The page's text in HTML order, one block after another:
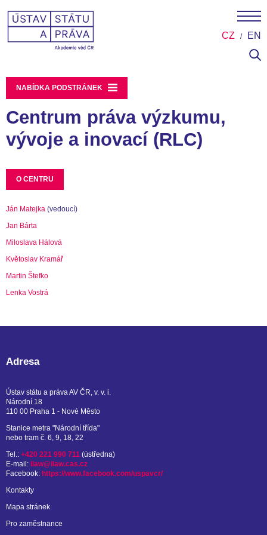
CZ EN
NABÍDKA PODSTRÁNEK
Centrum práva výzkumu,
vývoje a inovací (RLC)
O CENTRU
Ján Matejka (vedoucí)
Jan Bárta
Miloslava Hálová
Květoslav Kramář
Martin Štefko
Lenka Vostrá
Adresa
Ústav státu a práva AV ČR, v. v. i.
Národní 18
110 00 Praha 1 - Nové Město
Stanice metra "Národní třída"
nebo tram č. 6, 9, 18, 22
Tel.: +420 221 990 711 (ústředna)
E-mail: ilaw@ilaw.cas.cz
Facebook: https://www.facebook.com/uspavcr/
Kontakty
Mapa stránek
Pro zaměstnance